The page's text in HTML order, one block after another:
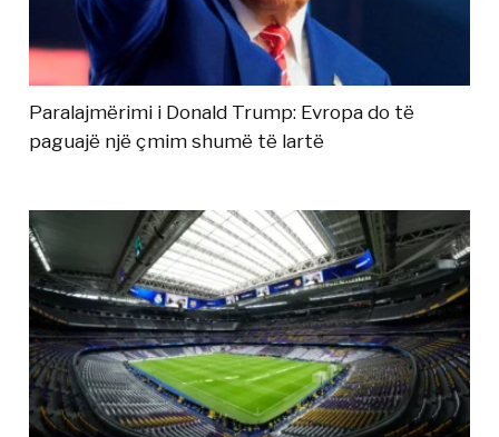
Paralajmërimi i Donald Trump: Evropa do të
paguajë një çmim shumë të lartë